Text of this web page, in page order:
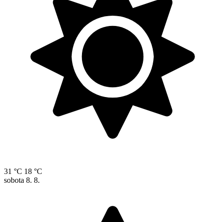
31 °C 18 °C
sobota 8. 8.